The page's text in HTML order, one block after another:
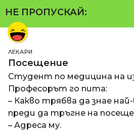
НЕ ПРОПУСКАЙ:
ЛЕКАРИ
Посещение
Студент по медицина на
Професорът го пита:
– Какво трябва да знае
преди да тръгне на
– Адреса му.